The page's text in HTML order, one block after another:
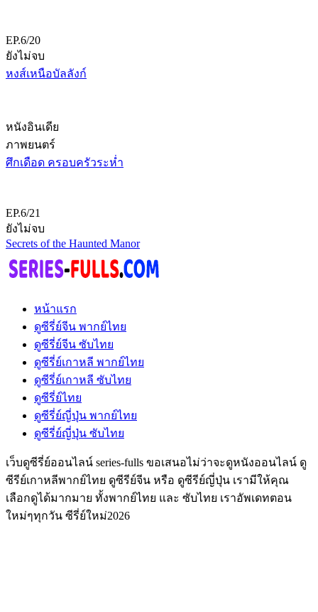
EP.6/20
ยังไม่จบ
หงส์เหนือบัลลังก์
หนังอินเดีย
ภาพยนตร์
ศึกเดือด ครอบครัวระห่ำ
EP.6/21
ยังไม่จบ
Secrets of the Haunted Manor
หน้าแรก
ดูซีรี่ย์จีน พากย์ไทย
ดูซีรี่ย์จีน ซับไทย
ดูซีรี่ย์เกาหลี พากย์ไทย
ดูซีรี่ย์เกาหลี ซับไทย
ดูซีรี่ย์ไทย
ดูซีรี่ย์ญี่ปุ่น พากย์ไทย
ดูซีรี่ย์ญี่ปุ่น ซับไทย
เว็บดูซีรี่ย์ออนไลน์ series-fulls ขอเสนอไม่ว่าจะดูหนังออนไลน์ ดู
ซีรีย์เกาหลีพากย์ไทย ดูซีรีย์จีน หรือ ดูซีรีย์ญี่ปุ่น เรามีให้คุณ
เลือกดูได้มากมาย ทั้งพากย์ไทย และ ซับไทย เราอัพเดทตอน
ใหม่ๆทุกวัน ซีรี่ย์ใหม่2026